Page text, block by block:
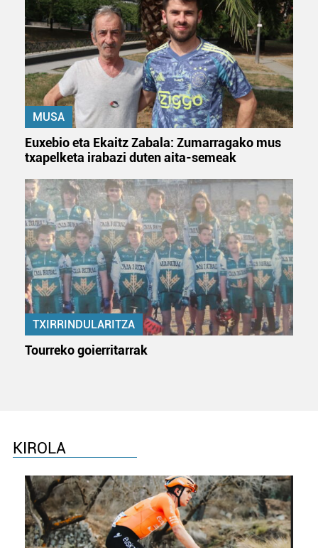
erabiltzen dituen hauta dezakezu.
Bazkide batzuek ez dizute baimenik eskatzen, eta beren
interes komertzial legitimoetan babesten dira. Ikusi gure
bazkideen zerrenda, beren ustez zein helburutarako
duten interes legitimoa eta horren aurka nola egin
dezakezun ikusteko.
Lortu zure datu pertsonalak prozesatzeko moduari
buruzko informazio gehiago eta ezarri zure lehentasunak
datuen atalean. Edozein unetan alda edo ken dezakezu
zure baimena Cookieen adierazpenean.
Webgune honek cookie propioak eta hirugarrenen cookie-
fitxategiak erabiltzen ditu. Zure esperientzia eta
zerbitzuak hobetzeko asmoz, cookie teknologiaz
baliatzen gara. Ohar hau onartuz gero, teknologia hori
erabiltzeko baimen esplizitua ematen diguzu. Gehiago
irakurri
MUSA
Euxebio eta Ekaitz Zabala: Zumarragako mus
txapelketa irabazi duten aita-semeak
TXIRRINDULARITZA
Tourreko goierritarrak
KIROLA